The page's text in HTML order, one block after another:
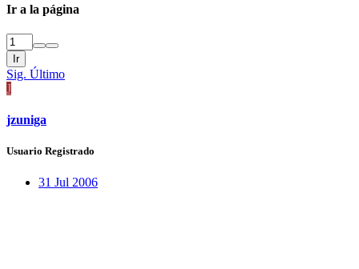
Ir a la página
Ir
Sig. Último
J
jzuniga
Usuario Registrado
31 Jul 2006